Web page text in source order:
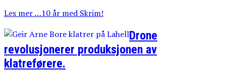
Les mer …10 år med Skrim!
Drone
revolusjonerer produksjonen av
klatreførere.